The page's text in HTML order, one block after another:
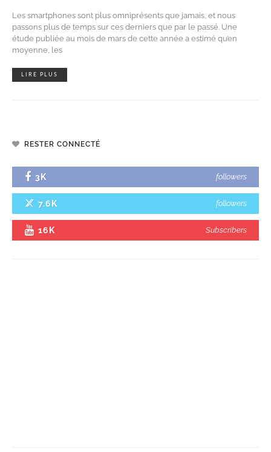
Les smartphones sont plus omniprésents que jamais, et nous
passons plus de temps sur ces derniers que par le passé. Une
étude publiée au mois de mars de cette année a estimé qu’en
moyenne, les
LIRE PLUS
RESTER CONNECTÉ
3K followers
7.6K followers
16K Subscribers